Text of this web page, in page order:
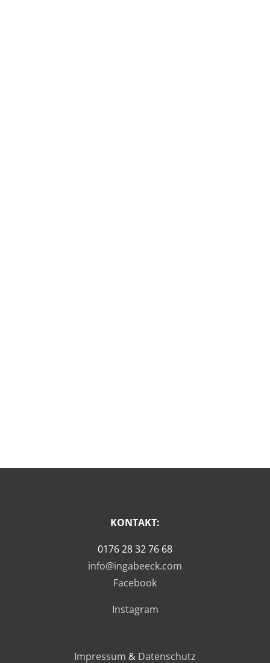
KONTAKT:
0176 28 32 76 68
info@ingabeeck.com
Facebook
Instagram
Impressum & Datenschutz